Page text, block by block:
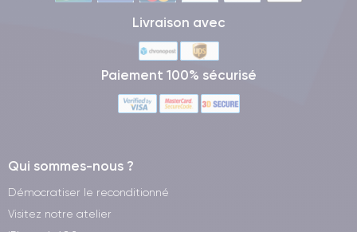
Livraison avec
Paiement 100% sécurisé
Qui sommes-nous ?
Démocratiser le reconditionné
Visitez notre atelier